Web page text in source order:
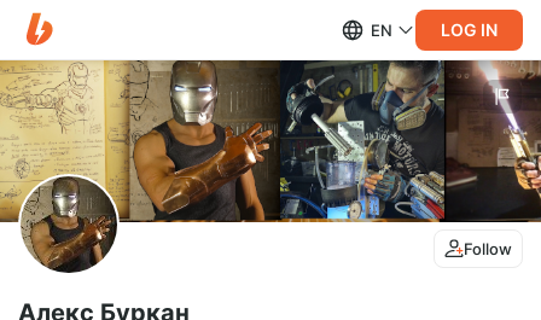
EN LOG IN
Follow
Алекс Буркан